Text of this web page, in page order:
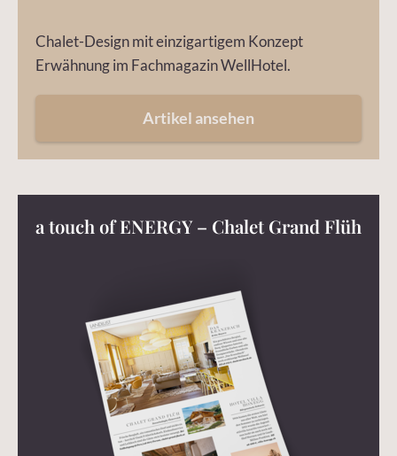
Chalet-Design mit einzigartigem Konzept
Erwähnung im Fachmagazin WellHotel.
Artikel ansehen
a touch of ENERGY – Chalet Grand Flüh